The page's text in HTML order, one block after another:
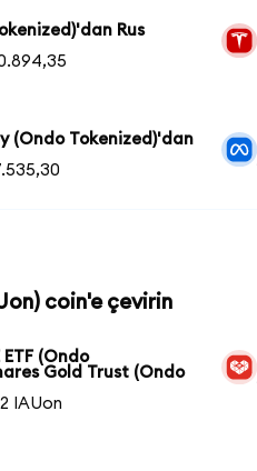
Rus
(Ondo Tokenized)'dan
coin'e çevirin
ETF (Ondo
Gold Trust (Ondo
IAUon